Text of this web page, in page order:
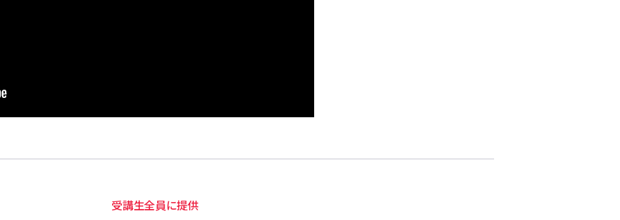
受講生全員に提供